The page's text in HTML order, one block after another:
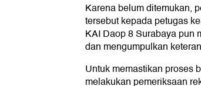
Karena belum ditemukan,
tersebut kepada petugas
KAI Daop 8 Surabaya pun
dan mengumpulkan
Untuk memastikan proses
melakukan pemeriksaan